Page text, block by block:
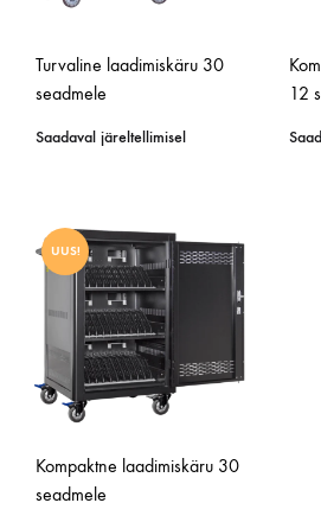
Turvaline laadimiskäru 30
seadmele
Saadaval järeltellimisel
12
UUS!
Kompaktne laadimiskäru 30
seadmele